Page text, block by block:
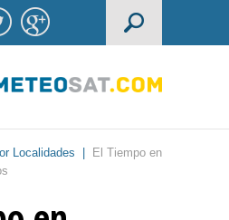
Localidades
El Tiempo en